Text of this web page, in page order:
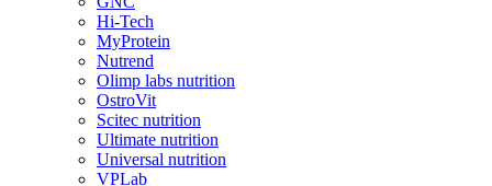
Hi-Tech
MyProtein
Nutrend
Olimp labs nutrition
OstroVit
Scitec nutrition
Ultimate nutrition
Universal nutrition
VPLab